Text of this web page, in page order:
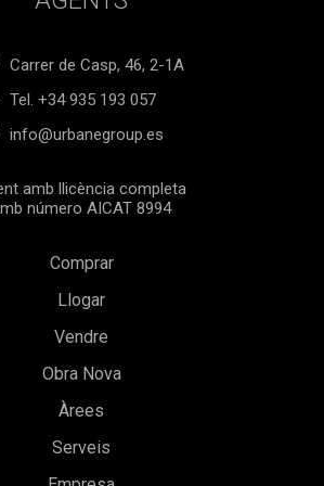
més atractives d'Estepona.
aquesta magnífica propietat li pot
la propietat, honoraris d'agència ni
Carrer de Casp, 46, 2-1A
Tel. +34 935 193 057
info@urbanegroup.es
amb llicència completa
número AICAT 8994
Comprar
Llogar
Vendre
Obra Nova
Àrees
Serveis